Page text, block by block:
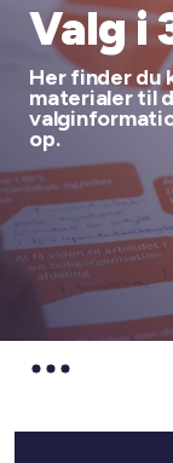
Valg i
Her finder du
materialer til
op.